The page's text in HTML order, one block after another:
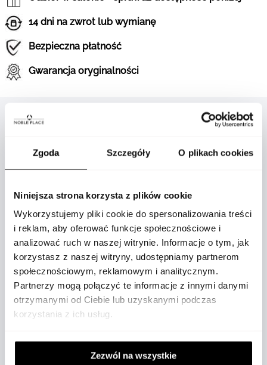
Zgoda Szczegóły O plikach cookies
Niniejsza strona korzysta z plików cookie
Wykorzystujemy pliki cookie do spersonalizowania treści
i reklam, aby oferować funkcje społecznościowe i
analizować ruch w naszej witrynie. Informacje o tym, jak
korzystasz z naszej witryny, udostępniamy partnerom
społecznościowym, reklamowym i analitycznym.
Partnerzy mogą połączyć te informacje z innymi danymi
otrzymanymi od Ciebie lub uzyskanymi podczas
korzystania z ich usług.
Zezwól na wszystkie
14 dni na zwrot lub wymianę
Bezpieczna płatność
Gwarancja oryginalności
dywanach towarzysząc gwiazdom muzyki i
światowego kina. Z myślą o kobietach na całym
świecie Messika tworzy wyroby najwyższej jakości
proponując oryginalne wzory, które łatwo wpasowują
się w kobiecą garderobę i podkreślają wizerunek.
Kolekcja Move to nowoczesny minimalizm zawarty w
diamentach poruszających się w spójnie połączonej
zawieszce z 18 C złota. Linia Move występuje w